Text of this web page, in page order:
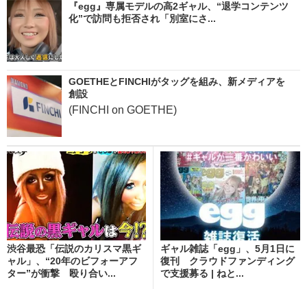
『egg』専属モデルの高2ギャル、“退学コンテンツ
化”で訪問も拒否され「別室にさ...
GOETHEとFINCHIがタッグを組み、新メディアを
創設
(FINCHI on GOETHE)
渋谷最恐「伝説のカリスマ黒ギ
ャル」、“20年のビフォーアフ
ター”が衝撃 殴り合い...
ギャル雑誌「egg」、5月1日に
復刊 クラウドファンディング
で支援募る | ねと...